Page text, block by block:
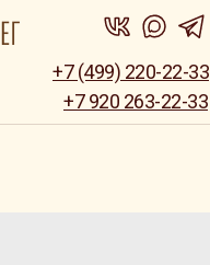
+7 920 263-22-33
+7 (499) 220-22-33